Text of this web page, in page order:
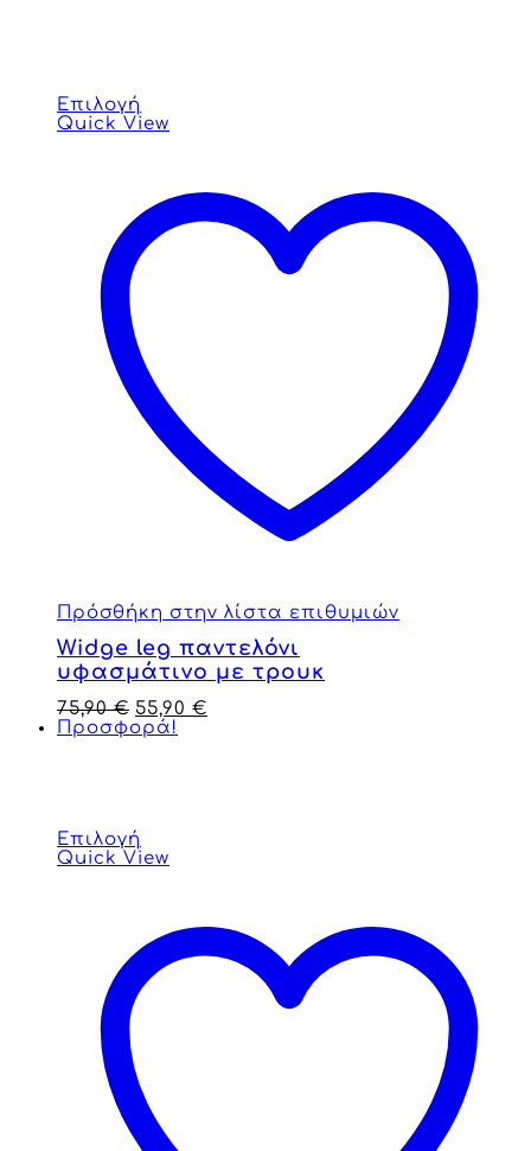
Επιλογή
Quick View
Πρόσθήκη στην λίστα επιθυμιών
Widge leg παντελόνι
υφασμάτινο με τρουκ
75,90€ 55,90 €
Προσφορά!
Επιλογή
Quick View